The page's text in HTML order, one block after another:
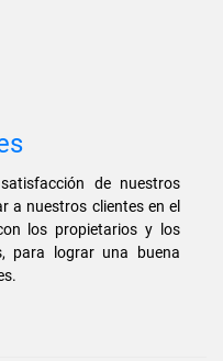
de nuestros
a nuestros clientes en el
los propietarios y los
para lograr una buena